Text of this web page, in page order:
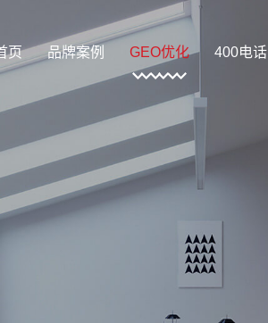
页 品牌案例 GEO优化 400电话